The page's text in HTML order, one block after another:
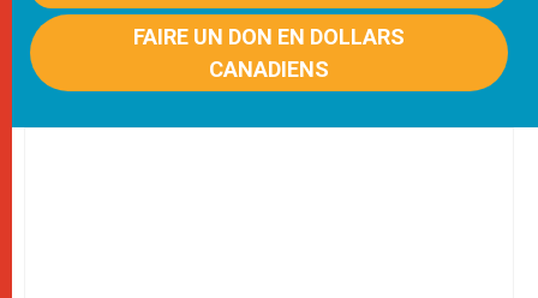
FAIRE UN DON EN DOLLARS
CANADIENS